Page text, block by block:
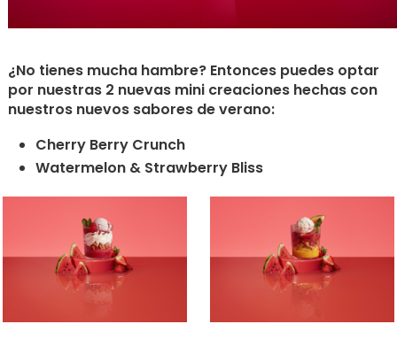
¿No tienes mucha hambre? Entonces puedes optar
por nuestras 2 nuevas mini creaciones hechas con
nuestros nuevos sabores de verano:
Cherry Berry Crunch
Watermelon & Strawberry Bliss